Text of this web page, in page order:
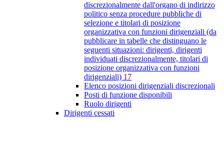
discrezionalmente dall'organo di indirizzo
politico senza procedure pubbliche di
selezione e titolari di posizione
organizzativa con funzioni dirigenziali (da
pubblicare in tabelle che distinguano le
seguenti situazioni: dirigenti, dirigenti
individuati discrezionalmente, titolari di
posizione organizzativa con funzioni
dirigenziali) 17
Elenco posizioni dirigenziali discrezionali
Posti di funzione disponibili
Ruolo dirigenti
Dirigenti cessati